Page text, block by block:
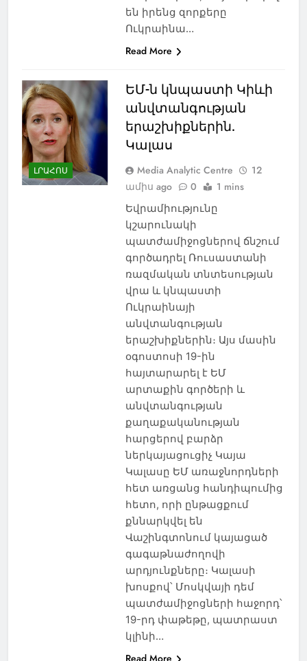
են իրենց զորքերը
Ուկրաինա…
Read More
ԼՐԱՀՈՍ
ԵՄ-ն կնպաստի Կիևի
անվտանգության
երաշխիքներին.
Կալաս
Media Analytic Centre
12
ամիս ago
0 1 mins
Եվրամիությունը
կշարունակի
պատժամիջոցներով ճնշում
գործադրել Ռուսաստանի
ռազմական տնտեսության
վրա և կնպաստի
Ուկրաինայի
անվտանգության
երաշխիքներին։ Այս մասին
օգոստոսի 19-ին
հայտարարել է ԵՄ
արտաքին գործերի և
անվտանգության
քաղաքականության
հարցերով բարձր
ներկայացուցիչ Կայա
Կալասը ԵՄ առաջնորդների
հետ առցանց հանդիպումից
հետո, որի ընթացքում
քննարկվել են
Վաշինգտոնում կայացած
գագաթնաժողովի
արդյունքները։ Կալասի
խոսքով՝ Մոսկվայի դեմ
պատժամիջոցների հաջորդ՝
19-րդ փաթեթը, պատրաստ
կլինի…
Read More